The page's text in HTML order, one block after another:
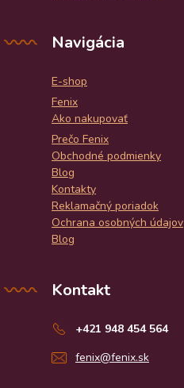
Navigácia
E-shop
Fenix
Ako nakupovať
Prečo Fenix
Obchodné podmienky
Blog
Kontakty
Reklamačný poriadok
Ochrana osobných údajov
Blog
Kontakt
+421 948 454 564
fenix@fenix.sk